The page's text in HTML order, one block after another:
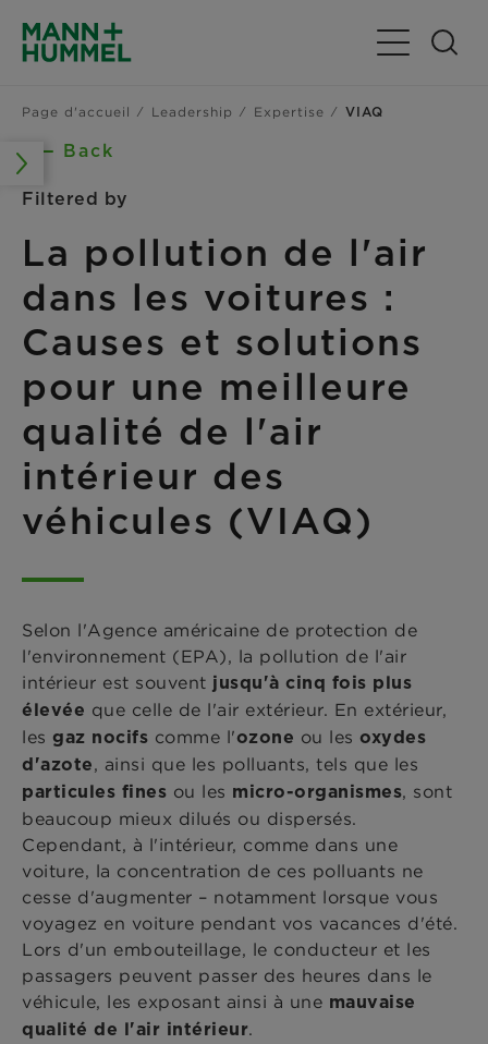
Basculer la
Page d'accueil Leadership Expertise VIAQ
Back
Filtered by
La pollution de l'air
dans les voitures :
Causes et solutions
pour une meilleure
qualité de l'air
intérieur des
véhicules (VIAQ)
Selon l'Agence américaine de protection de
l'environnement (EPA), la pollution de l'air
intérieur est souvent jusqu'à cinq fois plus
élevée que celle de l'air extérieur. En extérieur,
les gaz nocifs comme l'ozone ou les oxydes
d'azote, ainsi que les polluants, tels que les
particules fines ou les micro-organismes, sont
beaucoup mieux dilués ou dispersés.
Cependant, à l'intérieur, comme dans une
voiture, la concentration de ces polluants ne
cesse d'augmenter – notamment lorsque vous
voyagez en voiture pendant vos vacances d'été.
Lors d'un embouteillage, le conducteur et les
passagers peuvent passer des heures dans le
véhicule, les exposant ainsi à une mauvaise
qualité de l'air intérieur.